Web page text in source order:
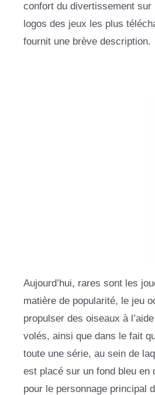
confort du divertissement sur
logos des jeux les plus
fournit une brève description.
Aujourd’hui, rares sont les
matière de popularité, le jeu
propulser des oiseaux à
volés, ainsi que dans le fait
toute une série, au sein de
est placé sur un fond bleu en
pour le personnage principal